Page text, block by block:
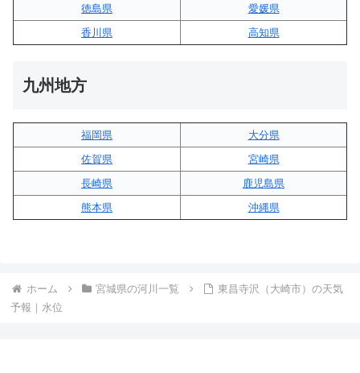
徳島県
愛媛県
香川県
高知県
九州地方
福岡県
大分県
佐賀県
宮崎県
長崎県
鹿児島県
熊本県
沖縄県
ホーム 宮城県の河川一覧
東昌寺沢（大崎市）の天気
予報｜水位